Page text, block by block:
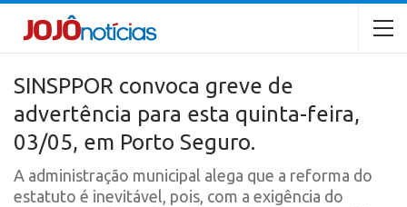
SINSPPOR convoca greve de
advertência para esta quinta-feira,
03/05, em Porto Seguro.
A administração municipal alega que a reforma do
estatuto é inevitável, pois, com a exigência do